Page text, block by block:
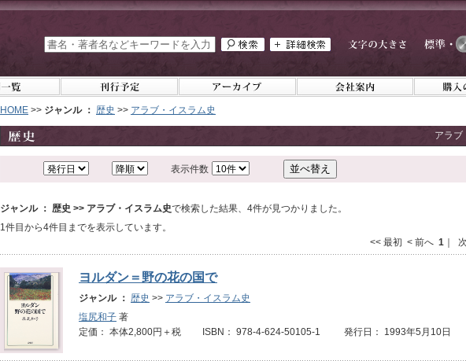
HOME >> ジャンル ： 歴史 >> アラブ・イスラム史
アラブ
表示件数
ジャンル ： 歴史 >> アラブ・イスラム史で検索した結果、4件が見つかりました。
1件目から4件目までを表示しています。
<< 最初 < 前へ 1 ｜
ヨルダン＝野の花の国で
ジャンル ： 歴史 >> アラブ・イスラム史
塩尻和子 著
定価： 本体2,800円＋税 ISBN： 978-4-624-50105-1 発行日： 1993年5月10日